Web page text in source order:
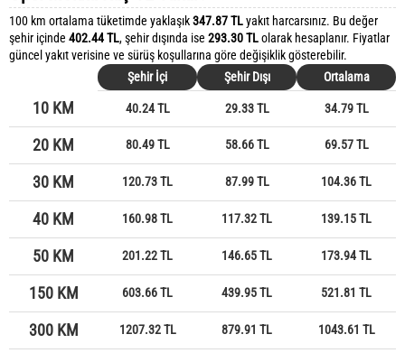
100 km ortalama tüketimde yaklaşık347.87 TLyakıt harcarsınız. Bu değer
şehir içinde 402.44 TL, şehir dışında ise 293.30 TLolarak hesaplanır. Fiyatlar
güncel yakıt verisine ve sürüş koşullarına göre değişiklik gösterebilir.
Şehir İçi
Şehir Dışı Ortalama
10 KM 40.24 TL 29.33 TL 34.79 TL
20 KM 80.49 TL 58.66 TL 69.57 TL
30 KM 120.73 TL 87.99 TL 104.36 TL
40 KM 160.98 TL 117.32 TL 139.15 TL
50 KM 201.22 TL 146.65 TL 173.94 TL
150 KM 603.66 TL 439.95 TL 521.81 TL
300 KM 1207.32 TL 879.91 TL 1043.61 TL